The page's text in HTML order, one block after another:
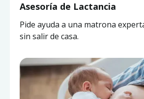
Asesoría de Lactancia
Pide ayuda a una matrona
sin salir de casa.